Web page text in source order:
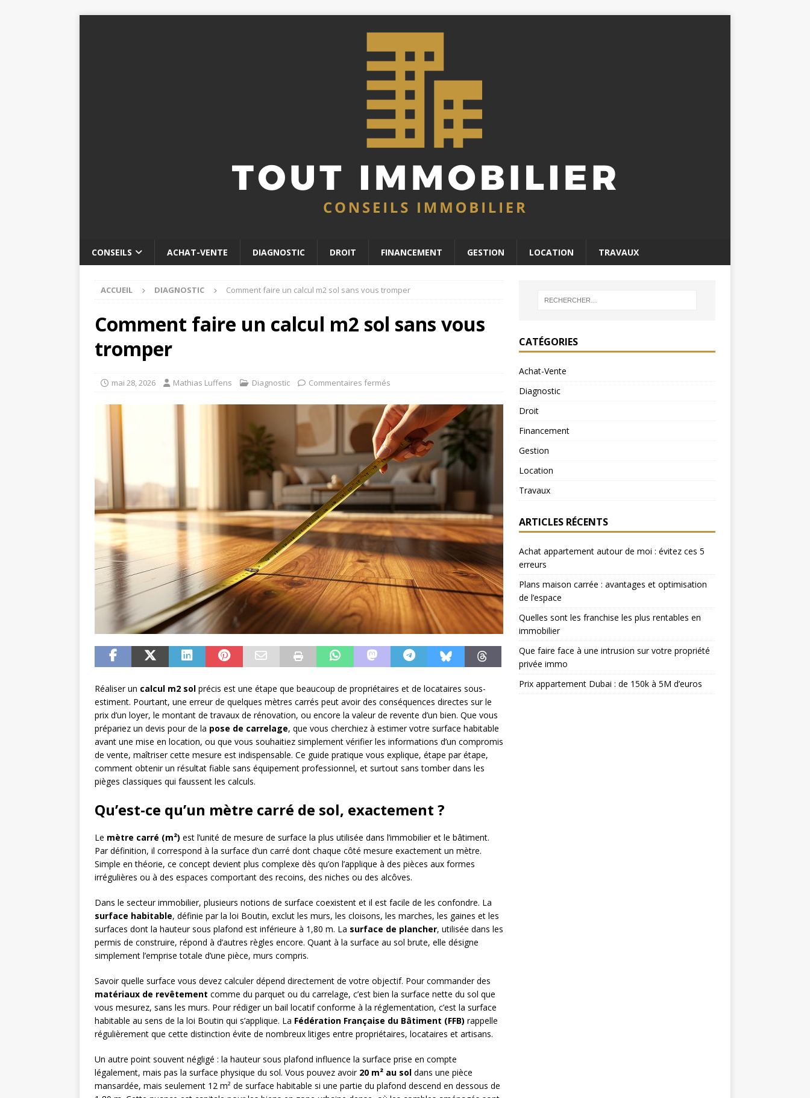
CONSEILS ACHAT-VENTE DIAGNOSTIC DROIT FINANCEMENT GESTION LOCATION TRAVAUX
ACCUEIL DIAGNOSTIC Comment faire un calcul m2 sol sans vous tromper
Comment faire un calcul m2 sol sans vous
tromper
mai 28, 2026 Mathias Luffens Diagnostic Commentaires fermés
Réaliser un calcul m2 sol précis est une étape que beaucoup de propriétaires et de locataires sous-
estiment. Pourtant, une erreur de quelques mètres carrés peut avoir des conséquences directes sur le
prix d’un loyer, le montant de travaux de rénovation, ou encore la valeur de revente d’un bien. Que vous
prépariez un devis pour de la pose de carrelage, que vous cherchiez à estimer votre surface habitable
avant une mise en location, ou que vous souhaitiez simplement vérifier les informations d’un compromis
de vente, maîtriser cette mesure est indispensable. Ce guide pratique vous explique, étape par étape,
comment obtenir un résultat fiable sans équipement professionnel, et surtout sans tomber dans les
pièges classiques qui faussent les calculs.
Qu’est-ce qu’un mètre carré de sol, exactement ?
Le mètre carré (m²) est l’unité de mesure de surface la plus utilisée dans l’immobilier et le bâtiment.
Par définition, il correspond à la surface d’un carré dont chaque côté mesure exactement un mètre.
Simple en théorie, ce concept devient plus complexe dès qu’on l’applique à des pièces aux formes
irrégulières ou à des espaces comportant des recoins, des niches ou des alcôves.
Dans le secteur immobilier, plusieurs notions de surface coexistent et il est facile de les confondre. La
surface habitable, définie par la loi Boutin, exclut les murs, les cloisons, les marches, les gaines et les
surfaces dont la hauteur sous plafond est inférieure à 1,80 m. La surface de plancher, utilisée dans les
permis de construire, répond à d’autres règles encore. Quant à la surface au sol brute, elle désigne
simplement l’emprise totale d’une pièce, murs compris.
Savoir quelle surface vous devez calculer dépend directement de votre objectif. Pour commander des
matériaux de revêtement comme du parquet ou du carrelage, c’est bien la surface nette du sol que
vous mesurez, sans les murs. Pour rédiger un bail locatif conforme à la réglementation, c’est la surface
habitable au sens de la loi Boutin qui s’applique. La Fédération Française du Bâtiment (FFB) rappelle
régulièrement que cette distinction évite de nombreux litiges entre propriétaires, locataires et artisans.
Un autre point souvent négligé : la hauteur sous plafond influence la surface prise en compte
légalement, mais pas la surface physique du sol. Vous pouvez avoir 20 m² au sol dans une pièce
mansardée, mais seulement 12 m² de surface habitable si une partie du plafond descend en dessous de
CATÉGORIES
Achat-Vente
Diagnostic
Droit
Financement
Gestion
Location
Travaux
ARTICLES RÉCENTS
Achat appartement autour de moi : évitez ces 5
erreurs
Plans maison carrée : avantages et optimisation
de l’espace
Quelles sont les franchise les plus rentables en
immobilier
Que faire face à une intrusion sur votre propriété
privée immo
Prix appartement Dubai : de 150k à 5M d’euros